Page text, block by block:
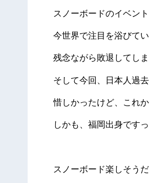
スノーボードのイベン
今世界で注目を浴び
残念ながら敗退してし
そして今回、日本人過
惜しかったけど、これ
しかも、福岡出身です
スノーボード楽しそうだ